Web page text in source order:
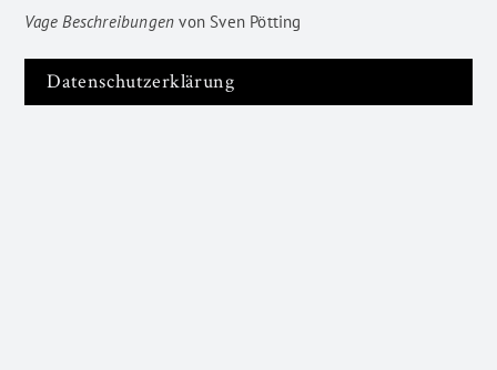
Vage Beschreibungen von Sven Pötting
Datenschutzerklärung